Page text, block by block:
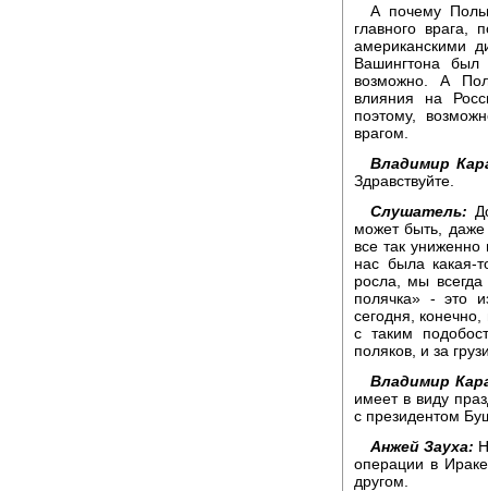
А почему
главного врага,
американскими
Вашингтона
возможно. А
влияния на
поэтому,
врагом.
Владимир
Здравствуйте.
Слушатель:
может быть,
все так униженно
нас была какая-
росла, мы
полячка» - это
сегодня, конечно,
с таким
поляков, и за
Владимир
имеет в виду
с президентом
Анжей Зауха:
операции в
другом.